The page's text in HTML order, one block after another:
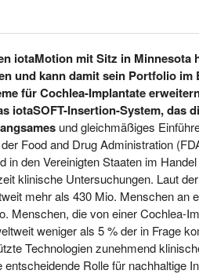
iotaMotion mit Sitz in Minnesota
und kann damit sein Portfolio im
für Cochlea-Implantate
iotaSOFT-Insertion-System, das
und gleichmäßiges
Food and Drug Administration
in den Vereinigten Staaten im
klinische Untersuchungen. Laut der
mehr als 430 Mio. Menschen an
Menschen, die von einer Cochlea-
weniger als 5 % der in Frage
Technologien zunehmend
Rolle für nachhaltige